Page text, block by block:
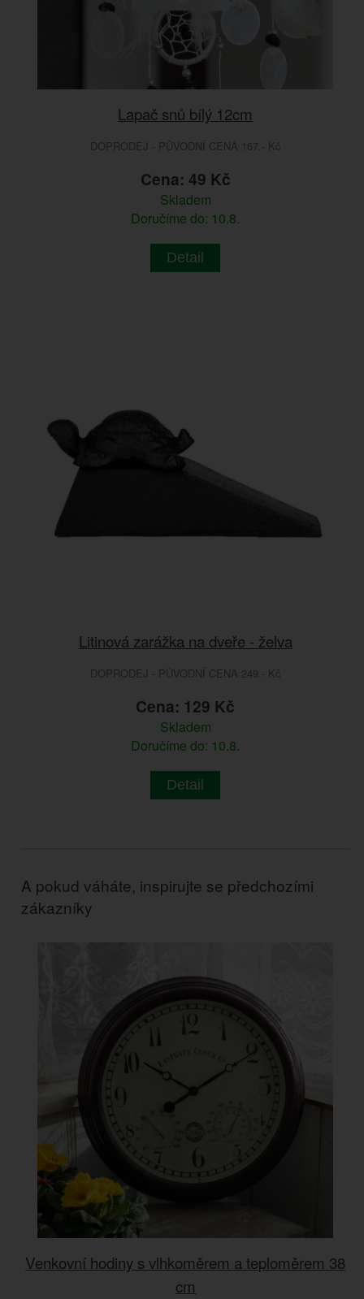
Lapač snů bílý 12cm
DOPRODEJ - PŮVODNÍ CENA 167.- Kč
Cena: 49 Kč
Skladem
Doručíme do: 10.8.
Detail
Litinová zarážka na dveře - želva
DOPRODEJ - PŮVODNÍ CENA 249.- Kč
Cena: 129 Kč
Skladem
Doručíme do: 10.8.
Detail
A pokud váháte, inspirujte se předchozími
zákazníky
Venkovní hodiny s vlhkoměrem a teploměrem 38
cm